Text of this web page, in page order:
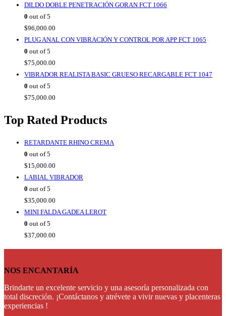
DILDO DOBLE PENETRACIÓN GORAN FCT 1066
0 out of 5
$96,000.00
PLUG ANAL CON VIBRACIÓN Y CONTROL POR APP FCT 1065
0 out of 5
$75,000.00
VIBRADOR REALISTA BASIC GRUESO RECARGABLE FCT 1047
0 out of 5
$75,000.00
Top Rated Products
RETARDANTE RHINO CREMA
0 out of 5
$15,000.00
LABIAL VIBRADOR
0 out of 5
$35,000.00
MINI FALDA GADEA LEROT
0 out of 5
$37,000.00
NOS ENCANTARÍA
Brindarte un excelente servicio y una asesoría personalizada con
total discreción. ¡Contáctanos y atrévete a vivir nuevas y placenteras
experiencias !